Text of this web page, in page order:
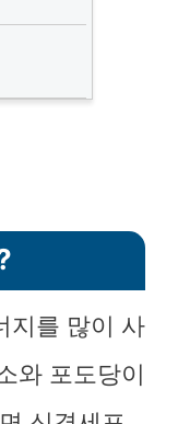
지를 많이 사
와 포도당이